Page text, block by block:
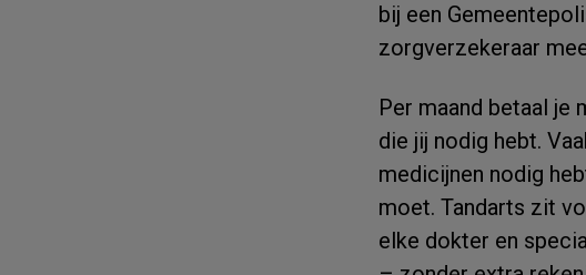
bij een
zorgverzekeraar
Per maand betaal je
die jij nodig hebt.
medicijnen nodig
moet. Tandarts zit
elke dokter en